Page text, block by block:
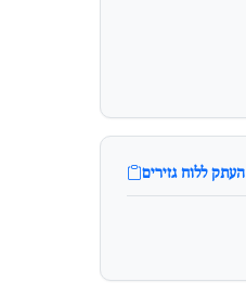
העתק ללוח גזירים